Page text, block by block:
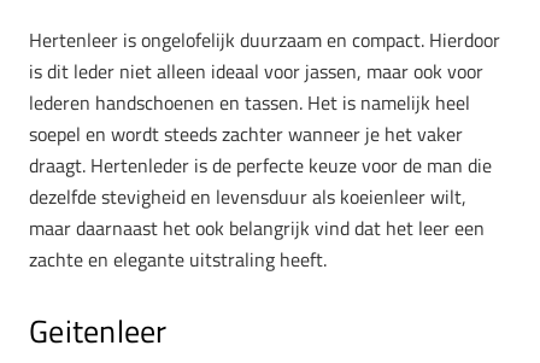
Hertenleer is ongelofelijk duurzaam en compact. Hierdoor
is dit leder niet alleen ideaal voor jassen, maar ook voor
lederen handschoenen en tassen. Het is namelijk heel
soepel en wordt steeds zachter wanneer je het vaker
draagt. Hertenleder is de perfecte keuze voor de man die
dezelfde stevigheid en levensduur als koeienleer wilt,
maar daarnaast het ook belangrijk vind dat het leer een
zachte en elegante uitstraling heeft.
Geitenleer